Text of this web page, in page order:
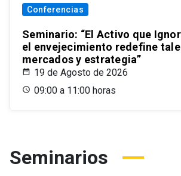
Conferencias
Seminario: “El Activo que
el envejecimiento redefine
mercados y estrategia”
19 de Agosto de 2026
09:00 a 11:00 horas
Seminarios